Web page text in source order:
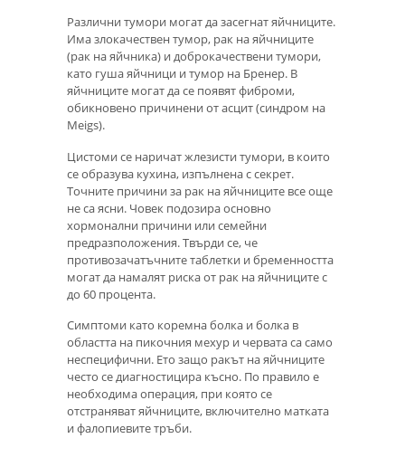
Различни тумори могат да засегнат яйчниците.
Има злокачествен тумор, рак на яйчниците
(рак на яйчника) и доброкачествени тумори,
като гуша яйчници и тумор на Бренер. В
яйчниците могат да се появят фиброми,
обикновено причинени от асцит (синдром на
Meigs).
Цистоми се наричат ​​жлезисти тумори, в които
се образува кухина, изпълнена с секрет.
Точните причини за рак на яйчниците все още
не са ясни. Човек подозира основно
хормонални причини или семейни
предразположения. Твърди се, че
противозачатъчните таблетки и бременността
могат да намалят риска от рак на яйчниците с
до 60 процента.
Симптоми като коремна болка и болка в
областта на пикочния мехур и червата са само
неспецифични. Ето защо ракът на яйчниците
често се диагностицира късно. По правило е
необходима операция, при която се
отстраняват яйчниците, включително матката
и фалопиевите тръби.